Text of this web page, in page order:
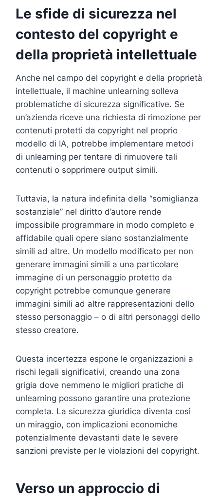
Le sfide di sicurezza nel
contesto del copyright e
della proprietà intellettuale
Anche nel campo del copyright e della proprietà
intellettuale, il machine unlearning solleva
problematiche di sicurezza significative. Se
un’azienda riceve una richiesta di rimozione per
contenuti protetti da copyright nel proprio
modello di IA, potrebbe implementare metodi
di unlearning per tentare di rimuovere tali
contenuti o sopprimere output simili.
Tuttavia, la natura indefinita della “somiglianza
sostanziale” nel diritto d’autore rende
impossibile programmare in modo completo e
affidabile quali opere siano sostanzialmente
simili ad altre. Un modello modificato per non
generare immagini simili a una particolare
immagine di un personaggio protetto da
copyright potrebbe comunque generare
immagini simili ad altre rappresentazioni dello
stesso personaggio – o di altri personaggi dello
stesso creatore.
Questa incertezza espone le organizzazioni a
rischi legali significativi, creando una zona
grigia dove nemmeno le migliori pratiche di
unlearning possono garantire una protezione
completa. La sicurezza giuridica diventa così
un miraggio, con implicazioni economiche
potenzialmente devastanti date le severe
sanzioni previste per le violazioni del copyright.
Verso un approccio di